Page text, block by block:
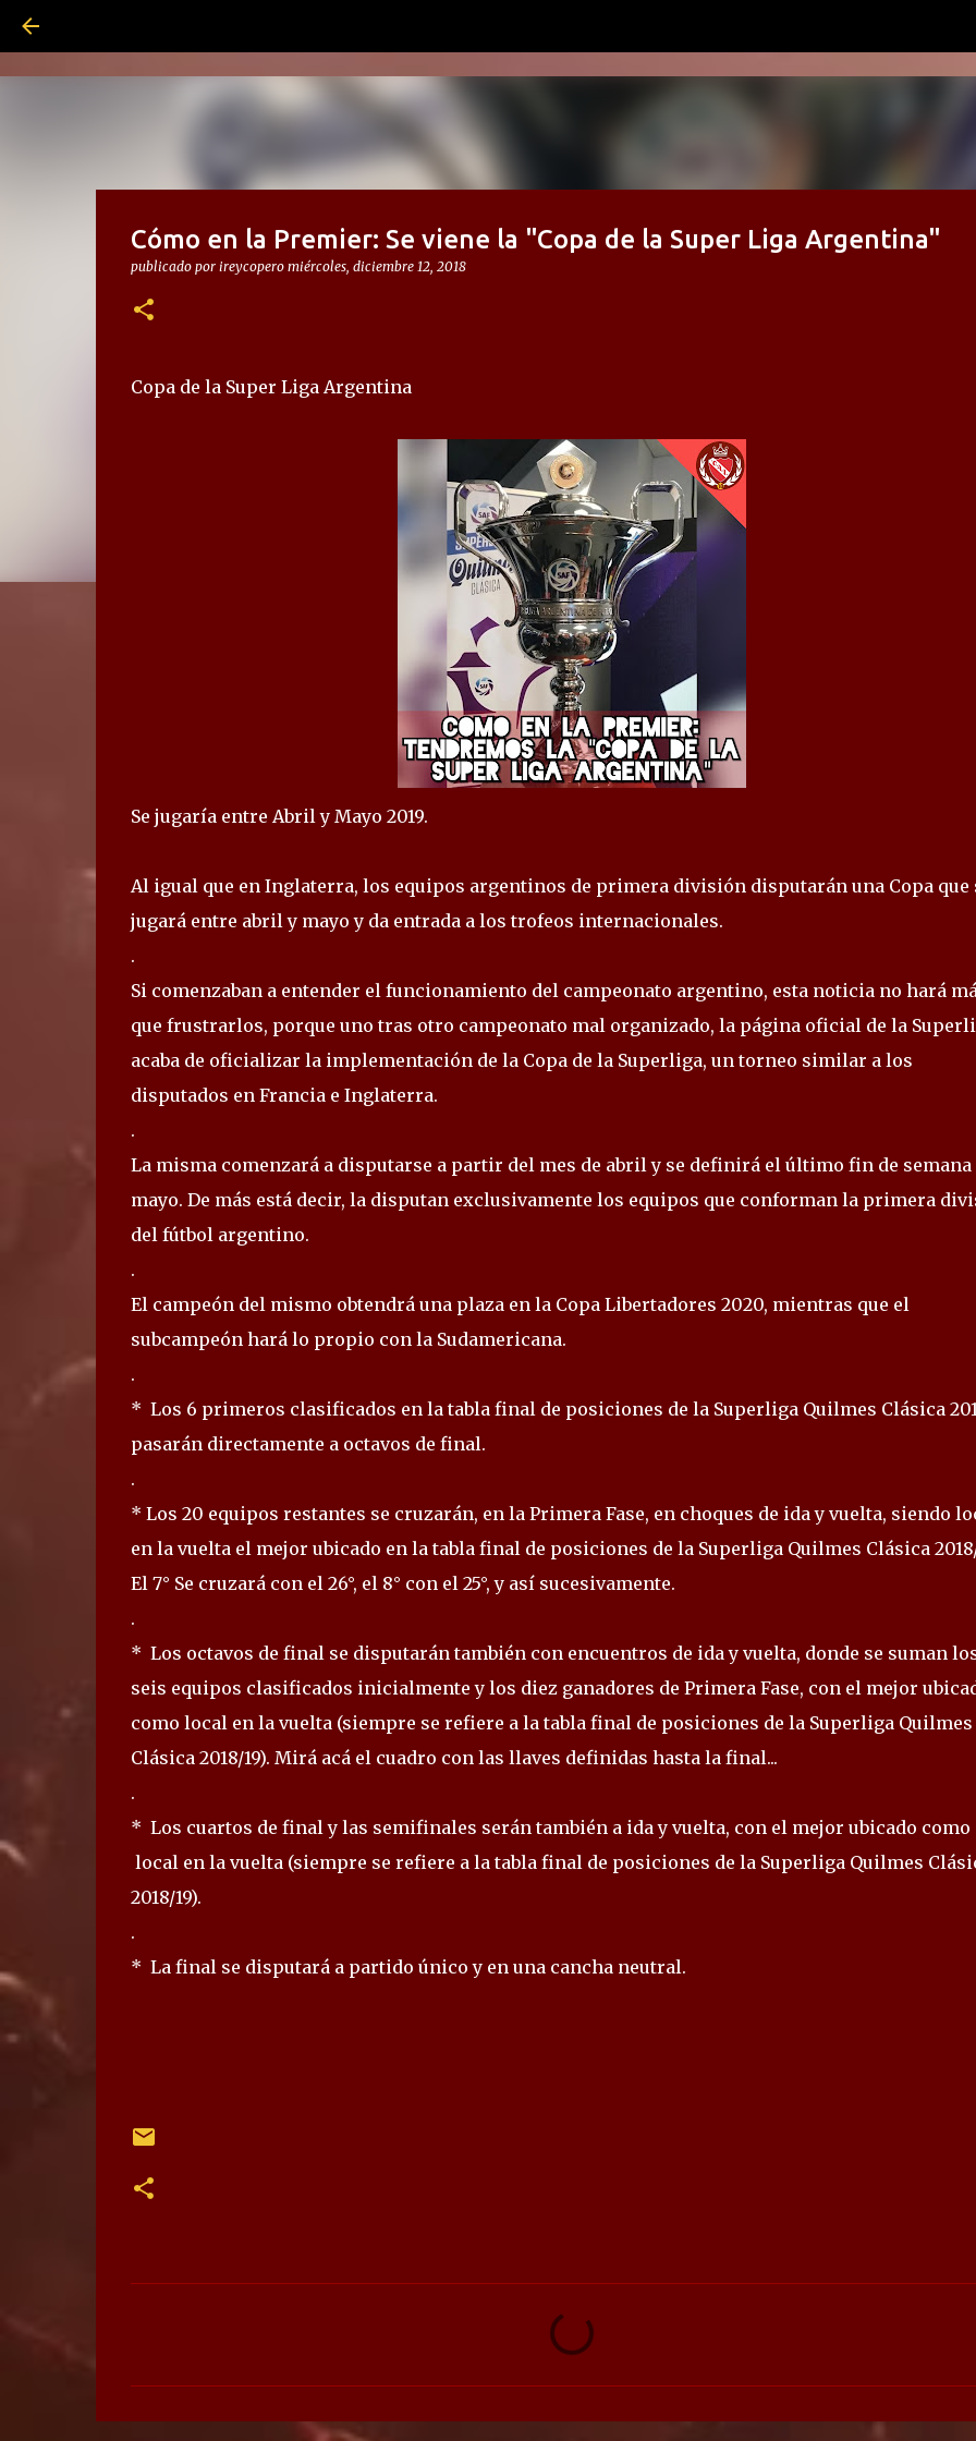
Cómo en la Premier: Se viene la "Copa de la Super Liga Argentina"
publicado por ireycopero miércoles, diciembre 12, 2018
Copa de la Super Liga Argentina
Se jugaría entre Abril y Mayo 2019.
Al igual que en Inglaterra, los equipos argentinos de primera división disputarán una Copa que
jugará entre abril y mayo y da entrada a los trofeos internacionales.
.
Si comenzaban a entender el funcionamiento del campeonato argentino, esta noticia no hará
que frustrarlos, porque uno tras otro campeonato mal organizado, la página oficial de la
acaba de oficializar la implementación de la Copa de la Superliga, un torneo similar a los
disputados en Francia e Inglaterra.
.
La misma comenzará a disputarse a partir del mes de abril y se definirá el último fin de semana
mayo. De más está decir, la disputan exclusivamente los equipos que conforman la primera
del fútbol argentino.
.
El campeón del mismo obtendrá una plaza en la Copa Libertadores 2020, mientras que el
subcampeón hará lo propio con la Sudamericana.
.
* Los 6 primeros clasificados en la tabla final de posiciones de la Superliga Quilmes Clásica
pasarán directamente a octavos de final.
.
* Los 20 equipos restantes se cruzarán, en la Primera Fase, en choques de ida y vuelta, siendo
en la vuelta el mejor ubicado en la tabla final de posiciones de la Superliga Quilmes Clásica 2018/
El 7° Se cruzará con el 26°, el 8° con el 25°, y así sucesivamente.
.
* Los octavos de final se disputarán también con encuentros de ida y vuelta, donde se suman
seis equipos clasificados inicialmente y los diez ganadores de Primera Fase, con el mejor
como local en la vuelta (siempre se refiere a la tabla final de posiciones de la Superliga Quilmes
Clásica 2018/19). Mirá acá el cuadro con las llaves definidas hasta la final...
.
* Los cuartos de final y las semifinales serán también a ida y vuelta, con el mejor ubicado como
local en la vuelta (siempre se refiere a la tabla final de posiciones de la Superliga Quilmes
2018/19).
.
* La final se disputará a partido único y en una cancha neutral.